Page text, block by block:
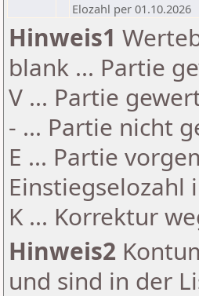
Elozahl per 01.10.2026
Hinweis1
blank ... Partie
V ... Partie
- ... Partie nicht
E ... Partie
Einstiegselozahl
K ... Korrektur
Hinweis2
und sind in der